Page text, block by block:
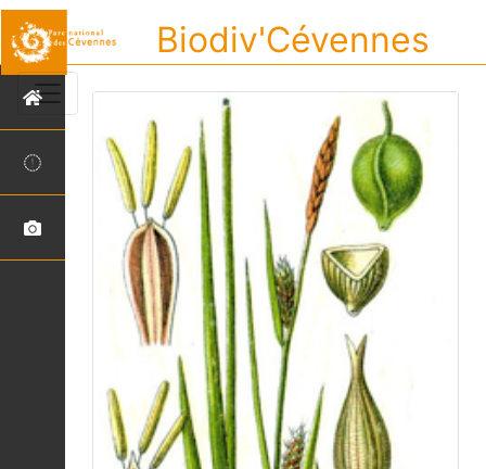
Biodiv'Cévennes